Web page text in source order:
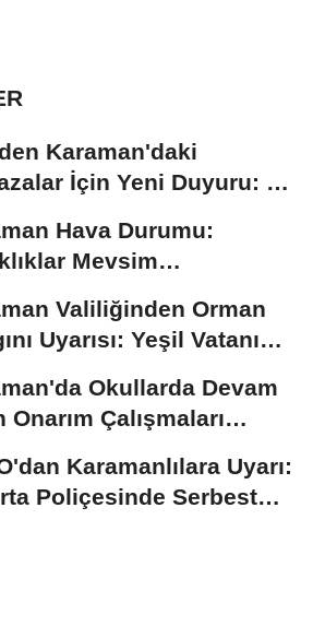
Karaman'daki
İçin Yeni Duyuru: 11
Hava Durumu:
Mevsim
Valiliğinden Orman
Uyarısı: Yeşil Vatanı
Okullarda Devam
Onarım Çalışmaları
Karamanlılara Uyarı:
Poliçesinde Serbest